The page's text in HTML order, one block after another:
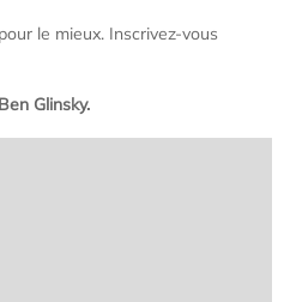
le mieux. Inscrivez-vous
Glinsky.